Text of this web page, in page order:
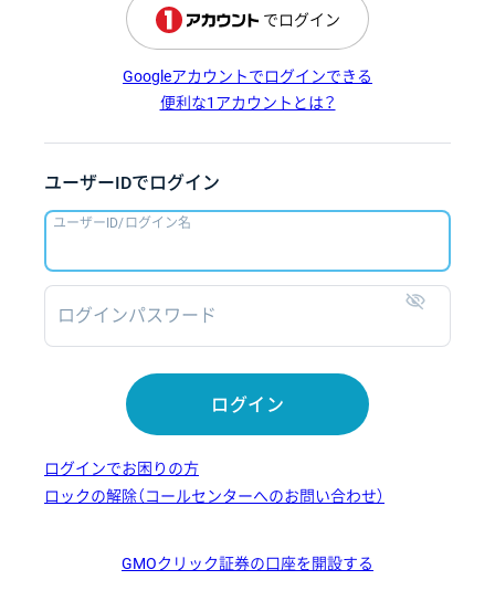
でログイン
Googleアカウントでログインできる
便利な1アカウントとは？
ユーザーIDでログイン
ユーザーID/ログイン名
ログインパスワード
ログイン
ログインでお困りの方
ロックの解除（コールセンターへのお問い合わせ）
GMOクリック証券の口座を開設する